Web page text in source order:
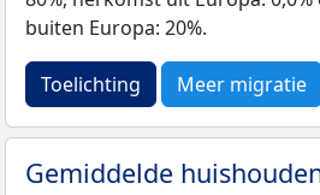
buiten Europa: 20%.
Toelichting Meer migratie
Gemiddelde